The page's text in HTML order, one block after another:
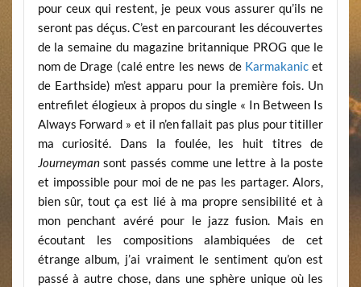
pour ceux qui restent, je peux vous assurer qu’ils ne
seront pas déçus. C’est en parcourant les découvertes
de la semaine du magazine britannique PROG que le
nom de Drage (calé entre les news de Karmakanic et
de Earthside) m’est apparu pour la première fois. Un
entrefilet élogieux à propos du single « In Between Is
Always Forward » et il n’en fallait pas plus pour titiller
ma curiosité. Dans la foulée, les huit titres de
Journeymansont passés comme une lettre à la poste
et impossible pour moi de ne pas les partager. Alors,
bien sûr, tout ça est lié à ma propre sensibilité et à
mon penchant avéré pour le jazz fusion. Mais en
écoutant les compositions alambiquées de cet
étrange album, j’ai vraiment le sentiment qu’on est
passé à autre chose, dans une sphère unique où les